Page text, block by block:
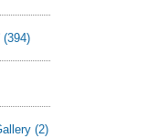
(394)
(2)